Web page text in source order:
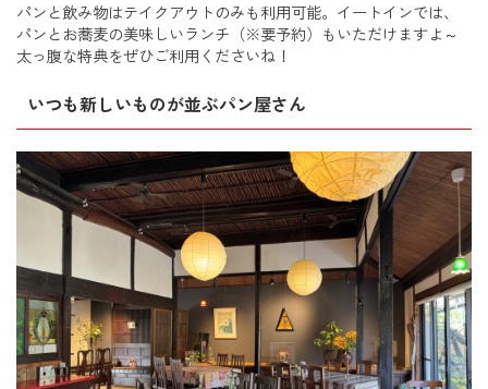
パンと飲み物はテイクアウトのみも利用可能。イートインでは、
パンとお蕎麦の美味しいランチ（※要予約）もいただけますよ～
太っ腹な特典をぜひご利用くださいね！
いつも新しいものが並ぶパン屋さん